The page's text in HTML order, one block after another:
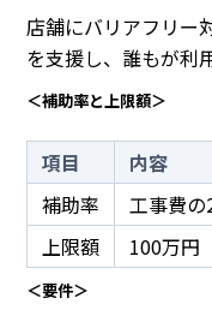
店舗にバリアフリー
を支援し、誰もが利
＜補助率と上限額＞
項目
内容
補助率
工事費
上限額
100万円
＜要件＞